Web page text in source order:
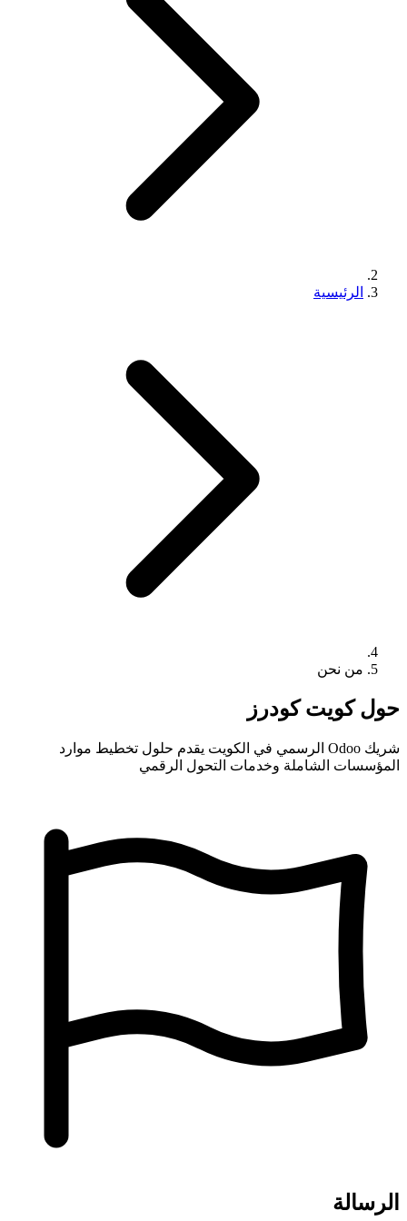
الرئيسية
من نحن
حول كويت كودرز
شريك Odoo الرسمي في الكويت يقدم حلول تخطيط موارد
المؤسسات الشاملة وخدمات التحول الرقمي
الرسالة